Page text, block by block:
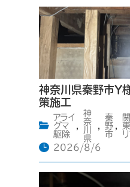
神奈川県秦野市Y
策施工
アライ
グマ
駆除
神
奈
川
県
秦
野
市
関
2026/8/6